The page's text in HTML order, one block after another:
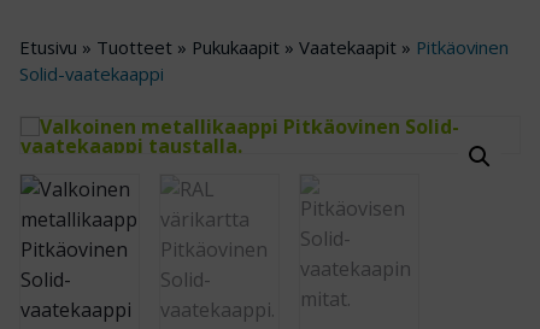
Etusivu » Tuotteet » Pukukaapit » Vaatekaapit » Pitkäovinen
Solid-vaatekaappi